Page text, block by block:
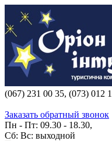
(067) 231 00 35, (073) 012
Заказать обратный звонок
Пн - Пт: 09.30 - 18.30,
Сб: Вс: выходной